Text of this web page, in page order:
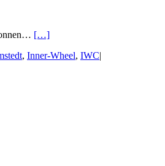
[…]
, Inner-Wheel, IWC|